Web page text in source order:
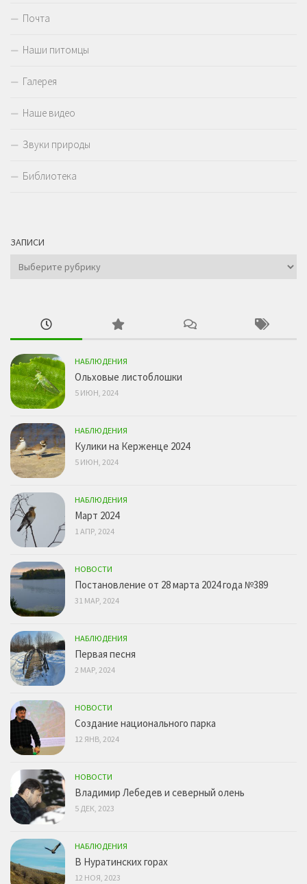
Почта
Наши питомцы
Галерея
Наше видео
Звуки природы
Библиотека
ЗАПИСИ
Записи
НАБЛЮДЕНИЯ
Ольховые листоблошки
5 ИЮН, 2024
НАБЛЮДЕНИЯ
Кулики на Керженце 2024
5 ИЮН, 2024
НАБЛЮДЕНИЯ
Март 2024
1 АПР, 2024
НОВОСТИ
Постановление от 28 марта 2024 года №389
31 МАР, 2024
НАБЛЮДЕНИЯ
Первая песня
2 МАР, 2024
НОВОСТИ
Создание национального парка
12 ЯНВ, 2024
НОВОСТИ
Владимир Лебедев и северный олень
5 ДЕК, 2023
НАБЛЮДЕНИЯ
В Нуратинских горах
12 НОЯ, 2023